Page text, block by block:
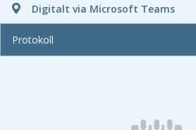
Digitalt via Microsoft Teams
Protokoll